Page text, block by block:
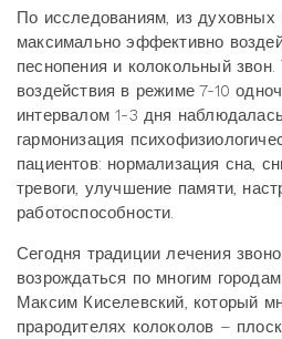
По исследованиям, из духовных
максимально эффективно
песнопения и колокольный звон.
воздействия в режиме 7-10
интервалом 1-3 дня
гармонизация
пациентов: нормализация сна,
тревоги, улучшение памяти,
работоспособности.
Сегодня традиции лечения
возрождаться по многим
Максим Киселевский, который
прародителях колоколов –